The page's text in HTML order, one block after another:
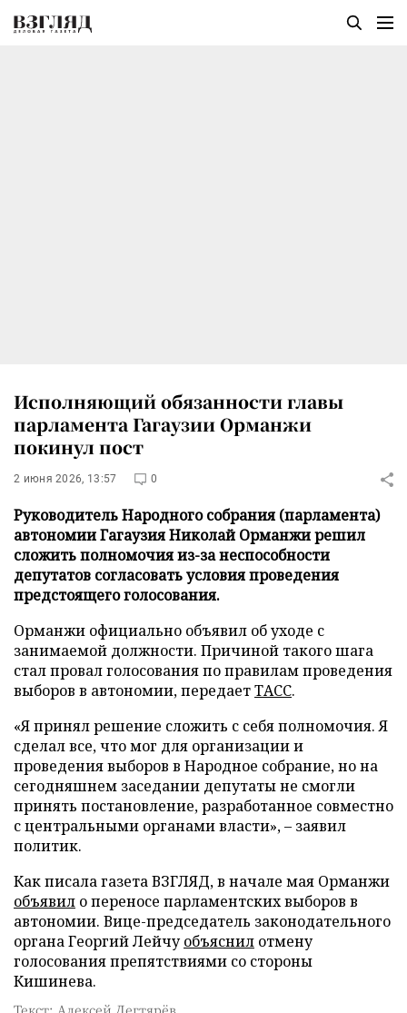
Исполняющий обязанности главы
парламента Гагаузии Орманжи
покинул пост
2 июня 2026, 13:57 0
Руководитель Народного собрания (парламента)
автономии Гагаузия Николай Орманжи решил
сложить полномочия из-за неспособности
депутатов согласовать условия проведения
предстоящего голосования.
Орманжи официально объявил об уходе с
занимаемой должности. Причиной такого шага
стал провал голосования по правилам проведения
выборов в автономии, передаетТАСС.
«Я принял решение сложить с себя полномочия. Я
сделал все, что мог для организации и
проведения выборов в Народное собрание, но на
сегодняшнем заседании депутаты не смогли
принять постановление, разработанное совместно
с центральными органами власти», – заявил
политик.
Как писала газета ВЗГЛЯД, в начале мая Орманжи
объявил о переносе парламентских выборов в
автономии. Вице-председатель законодательного
органа Георгий Лейчуобъяснил отмену
голосования препятствиями со стороны
Кишинева.
Текст: Алексей Дегтярёв